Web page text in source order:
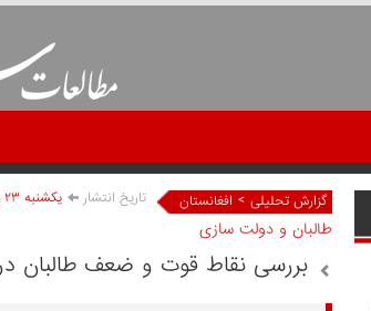
گزارش تحلیلی > افغانستان تاریخ انتشار يکشنبه ۲۳ بهمن ۱۴۰۱ ساعت ۱۰:۳۳
طالبان و دولت سازی
بررسی نقاط قوت و ضعف طالبان